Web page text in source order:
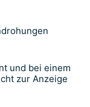
und bei einem
zur Anzeige